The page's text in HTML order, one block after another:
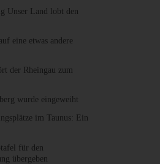
Unser Land lobt den
eine etwas andere
der Rheingau zum
wurde eingeweiht
im Taunus: Ein
für den
übergeben